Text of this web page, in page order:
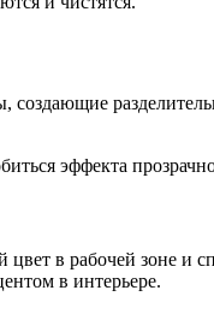
создающие
эффекта
в рабочей зоне и
в интерьере.